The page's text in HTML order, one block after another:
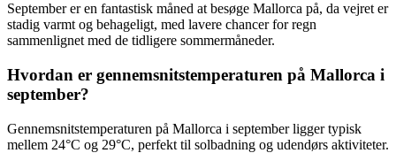
September er en fantastisk måned at besøge Mallorca på, da vejret er
stadig varmt og behageligt, med lavere chancer for regn
sammenlignet med de tidligere sommermåneder.
Hvordan er gennemsnitstemperaturen på Mallorca i
september?
Gennemsnitstemperaturen på Mallorca i september ligger typisk
mellem 24°C og 29°C, perfekt til solbadning og udendørs aktiviteter.